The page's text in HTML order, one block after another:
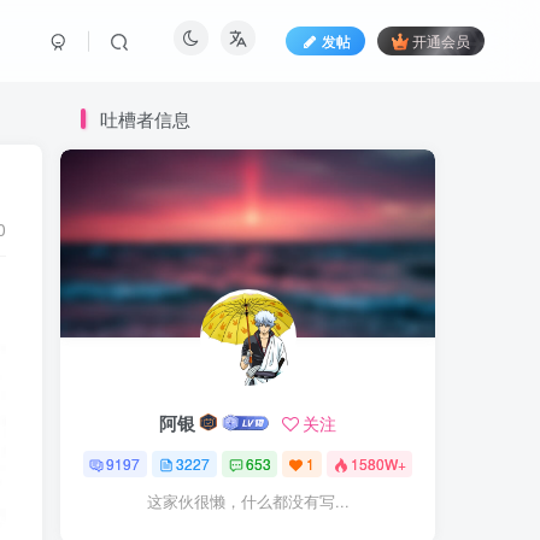
发帖 开通会员
吐槽者信息
阿银 关注
9197 3227 653 1 1580W+
这家伙很懒，什么都没有写...